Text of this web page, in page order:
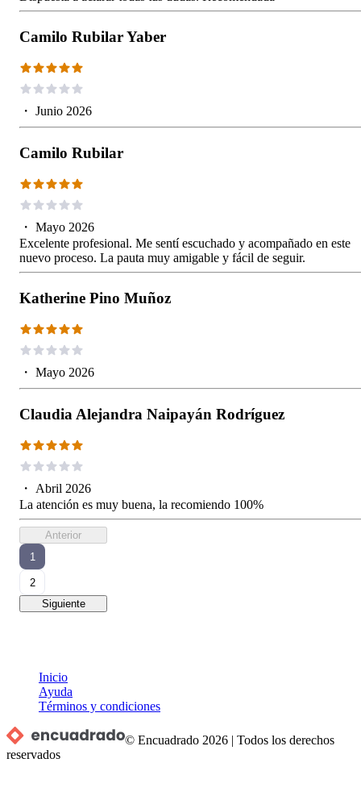
Camilo Rubilar Yaber
・ Junio 2026
Camilo Rubilar
・ Mayo 2026
Excelente profesional. Me sentí escuchado y acompañado en este
nuevo proceso. La pauta muy amigable y fácil de seguir.
Katherine Pino Muñoz
・ Mayo 2026
Claudia Alejandra Naipayán Rodríguez
・ Abril 2026
La atención es muy buena, la recomiendo 100%
Anterior
1
2
Siguiente
Inicio
Ayuda
Términos y condiciones
© Encuadrado 2026 |Todos los derechos
reservados